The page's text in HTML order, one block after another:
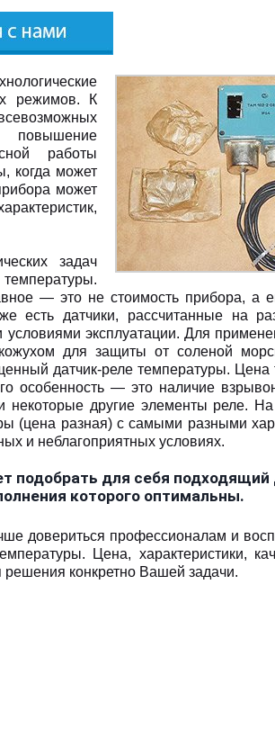
режимов. К
повышение
работы
когда может
может
задач
— это не стоимость прибора, а
есть датчики, рассчитанные на
эксплуатации. Для
для защиты от соленой
датчик-реле температуры. Цена
особенность — это наличие
некоторые другие элементы реле.
(цена разная) с самыми разными
и неблагоприятных условиях.
подобрать для себя подходящий
которого оптимальны.
довериться профессионалам и
Цена, характеристики,
конкретно Вашей задачи.